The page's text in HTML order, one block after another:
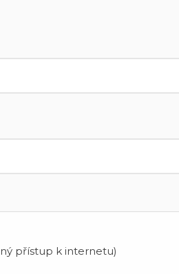
přístup k internetu)